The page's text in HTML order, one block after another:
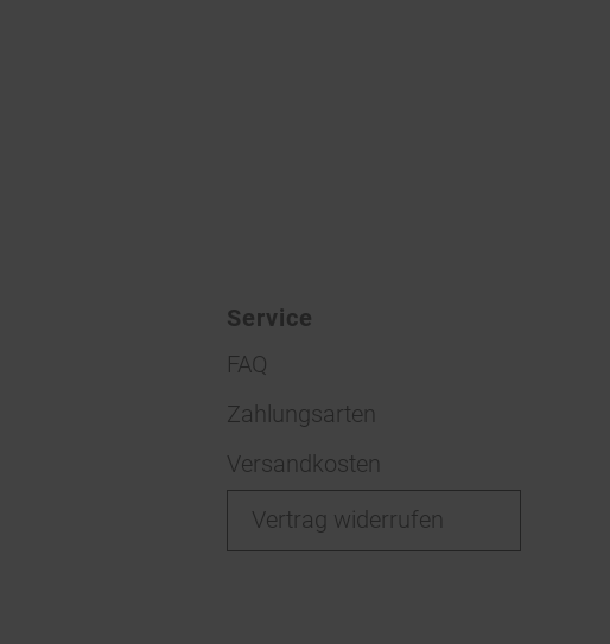
Service
FAQ
Zahlungsarten
Versandkosten
Vertrag widerrufen